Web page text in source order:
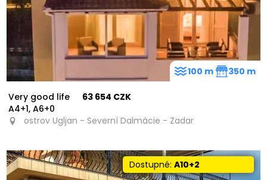
Very good life
A4+1, A6+0
63 654 CZK
ostrov Ugljan - Severní Dalmácie - Zadar
100 m 350 m
Dostupné:A10+2